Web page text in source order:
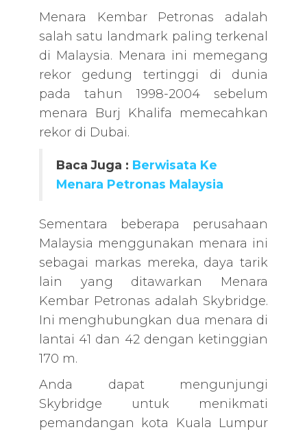
Menara Kembar Petronas adalah
salah satu landmark paling terkenal
di Malaysia. Menara ini memegang
rekor gedung tertinggi di dunia
pada tahun 1998-2004 sebelum
menara Burj Khalifa memecahkan
rekor di Dubai.
Baca Juga : Berwisata Ke
Menara Petronas Malaysia
Sementara beberapa perusahaan
Malaysia menggunakan menara ini
sebagai markas mereka, daya tarik
lain yang ditawarkan Menara
Kembar Petronas adalah Skybridge.
Ini menghubungkan dua menara di
lantai 41 dan 42 dengan ketinggian
170 m.
Anda dapat mengunjungi
Skybridge untuk menikmati
pemandangan kota Kuala Lumpur